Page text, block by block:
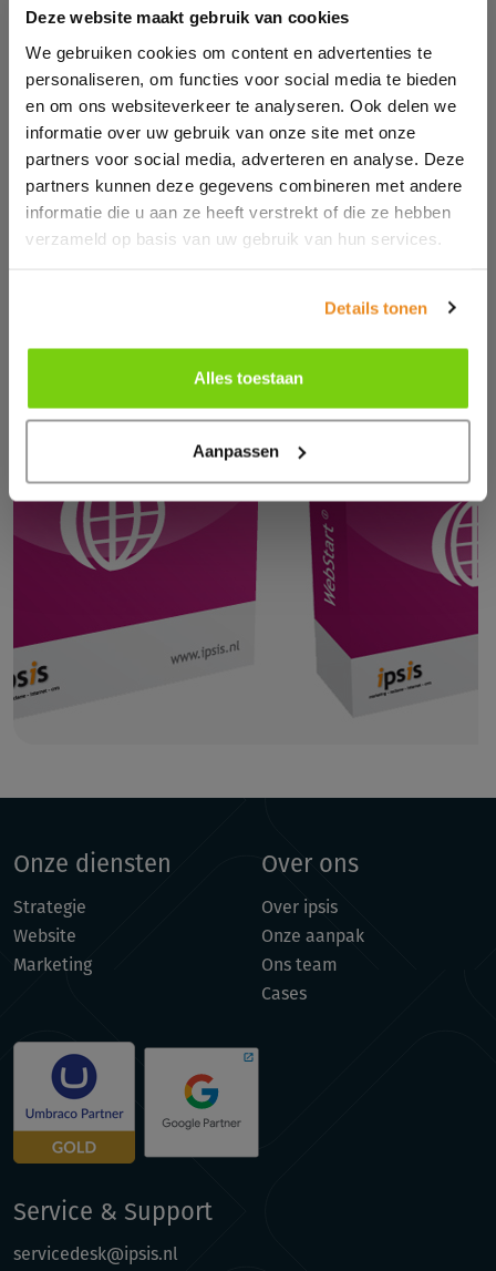
Deze website maakt gebruik van cookies
We gebruiken cookies om content en advertenties te
personaliseren, om functies voor social media te bieden
en om ons websiteverkeer te analyseren. Ook delen we
informatie over uw gebruik van onze site met onze
partners voor social media, adverteren en analyse. Deze
partners kunnen deze gegevens combineren met andere
informatie die u aan ze heeft verstrekt of die ze hebben
verzameld op basis van uw gebruik van hun services.
Details tonen
Alles toestaan
Aanpassen
Courier & Transport
Wilt u ook uw product of dienst snel en gemakkelijk
presenteren? Kijk dan voor meer informatie op de
speciale WebStart website . Of neem directcontactmet
ons op.
Onze diensten
Strategie
Website
Marketing
Over ons
Over ipsis
Onze aanpak
Ons team
Cases
Service & Support
servicedesk@ipsis.nl